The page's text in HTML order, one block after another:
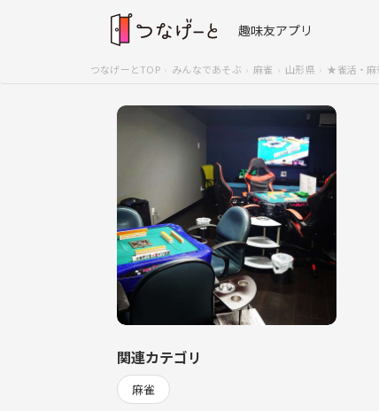
趣味友アプリ
つなげーとTOP みんなであそぶ 麻雀 山形県 ★雀活・
関連カテゴリ
麻雀